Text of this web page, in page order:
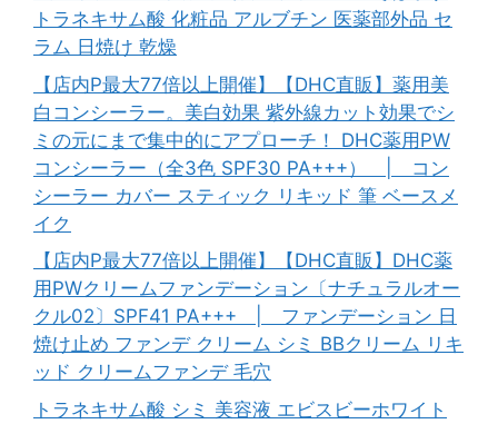
トラネキサム酸 化粧品 アルブチン 医薬部外品 セ
ラム 日焼け 乾燥
【店内P最大77倍以上開催】【DHC直販】薬用美
白コンシーラー。美白効果 紫外線カット効果でシ
ミの元にまで集中的にアプローチ！ DHC薬用PW
コンシーラー（全3色 SPF30 PA+++） | コン
シーラー カバー スティック リキッド 筆 ベースメ
イク
【店内P最大77倍以上開催】【DHC直販】DHC薬
用PWクリームファンデーション〔ナチュラルオー
クル02〕SPF41 PA+++ | ファンデーション 日
焼け止め ファンデ クリーム シミ BBクリーム リキ
ッド クリームファンデ 毛穴
トラネキサム酸 シミ 美容液 エビスビーホワイト